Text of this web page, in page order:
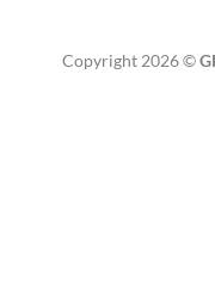
Copyright 2026 ©